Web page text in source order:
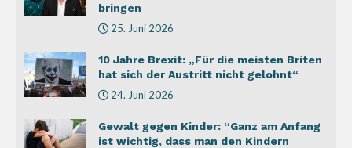
bringen
25. Juni 2026
10 Jahre Brexit: „Für die meisten Briten
hat sich der Austritt nicht gelohnt“
24. Juni 2026
Gewalt gegen Kinder: “Ganz am Anfang
ist wichtig, dass man den Kindern